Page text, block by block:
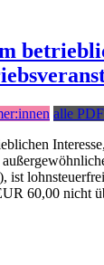
alle
ist
60,00 nicht